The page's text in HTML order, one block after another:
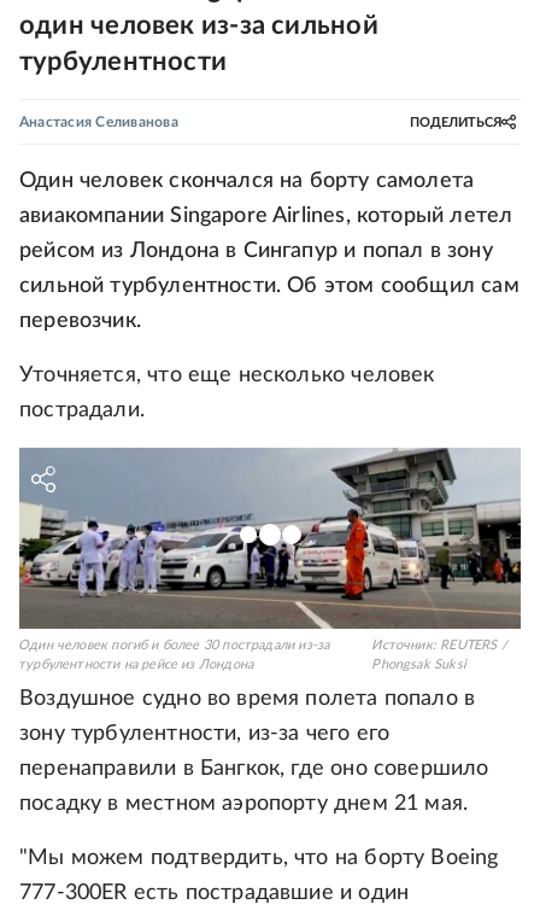
один человек из-за сильной
турбулентности
Анастасия Селиванова ПОДЕЛИТЬСЯ
Один человек скончался на борту самолета
авиакомпании Singapore Airlines, который летел
рейсом из Лондона в Сингапур и попал в зону
сильной турбулентности. Об этом сообщил сам
перевозчик.
Уточняется, что еще несколько человек
пострадали.
Один человек погиб и более 30 пострадали из-за
турбулентности на рейсе из Лондона
Источник: REUTERS /
Phongsak Suksi
Воздушное судно во время полета попало в
зону турбулентности, из-за чего его
перенаправили в Бангкок, где оно совершило
посадку в местном аэропорту днем 21 мая.
"Мы можем подтвердить, что на борту Boeing
777-300ER есть пострадавшие и один